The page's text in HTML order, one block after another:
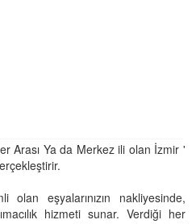
Arası Ya da Merkez ili olan İzmir '
eşyalarınızın nakliyesinde,
hizmeti sunar. Verdiği her